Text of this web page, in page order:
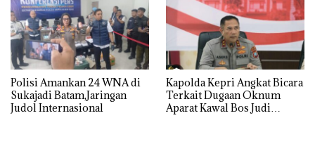
Polisi Amankan 24 WNA di
Sukajadi Batam,Jaringan
Judol Internasional
‎Kapolda Kepri Angkat Bicara
Terkait Dugaan Oknum
Aparat Kawal Bos Judi